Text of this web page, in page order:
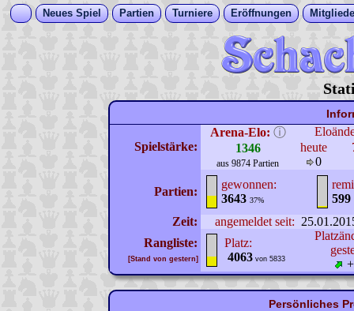
Neues Spiel Partien Turniere Eröffnungen
Spielstärke:
Arena-Elo: ⓘ
1346
aus 9874 Partien
heute
0
Partien:
gewonnen:
3643 37%
599
Zeit:
angemeldet seit:
Rangliste:
[Stand von gestern]
Platz:
4063 von 5833
Persönliches